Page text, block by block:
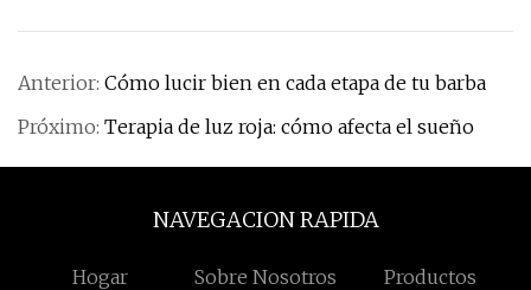
Anterior: Cómo lucir bien en cada etapa de tu barba
Próximo: Terapia de luz roja: cómo afecta el sueño
NAVEGACION RAPIDA
Hogar Sobre Nosotros Productos